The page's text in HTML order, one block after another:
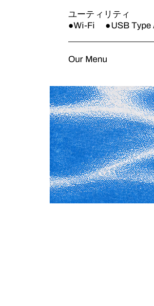
ユーティリティ
●Wi-Fi ●USB Type
Our Menu